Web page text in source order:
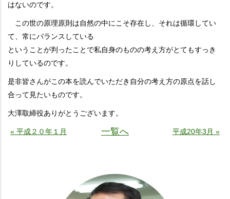
はないのです。
この世の原理原則は自然の中にこそ存在し、それは循環してい
て、常にバランスしている
ということが判ったことで私自身のものの考え方がとてもすっき
りしているのです。
是非皆さんがこの本を読んでいただき自分の考え方の原点を話し
合って見たいものです。
大澤取締役ありがとうございます。
« 平成２０年１月 一覧へ 平成20年3月 »